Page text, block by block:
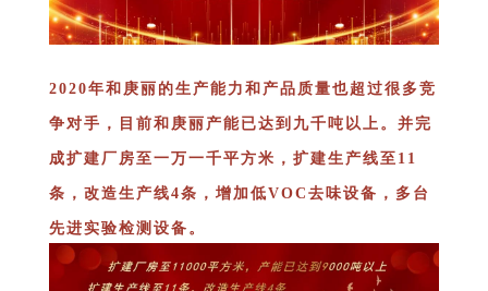
2020年和庚丽的生产能力和产品质量也超过很多竞
争对手，目前和庚丽产能已达到九千吨以上。并完
成扩建厂房至一万一千平方米，扩建生产线至11
条，改造生产线4条，增加低VOC去味设备，多台
先进实验检测设备。